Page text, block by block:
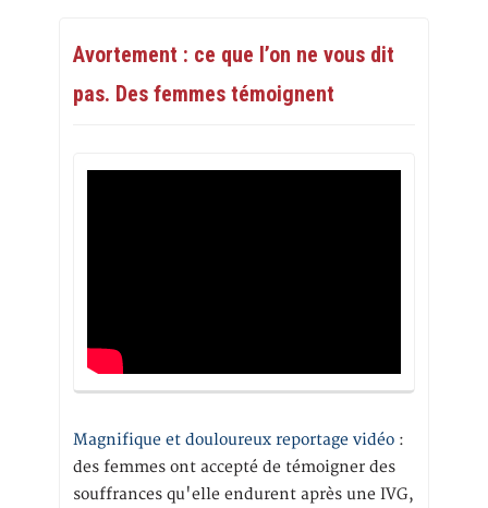
Avortement : ce que l’on ne vous dit
pas. Des femmes témoignent
Magnifique et douloureux reportage vidéo :
des femmes ont accepté de témoigner des
souffrances qu'elle endurent après une IVG,